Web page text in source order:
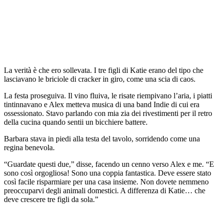
La verità è che ero sollevata. I tre figli di Katie erano del tipo che
lasciavano le briciole di cracker in giro, come una scia di caos.
La festa proseguiva. Il vino fluiva, le risate riempivano l’aria, i piatti
tintinnavano e Alex metteva musica di una band Indie di cui era
ossessionato. Stavo parlando con mia zia dei rivestimenti per il retro
della cucina quando sentii un bicchiere battere.
Barbara stava in piedi alla testa del tavolo, sorridendo come una
regina benevola.
“Guardate questi due,” disse, facendo un cenno verso Alex e me. “E
sono così orgogliosa! Sono una coppia fantastica. Deve essere stato
così facile risparmiare per una casa insieme. Non dovete nemmeno
preoccuparvi degli animali domestici. A differenza di Katie… che
deve crescere tre figli da sola.”